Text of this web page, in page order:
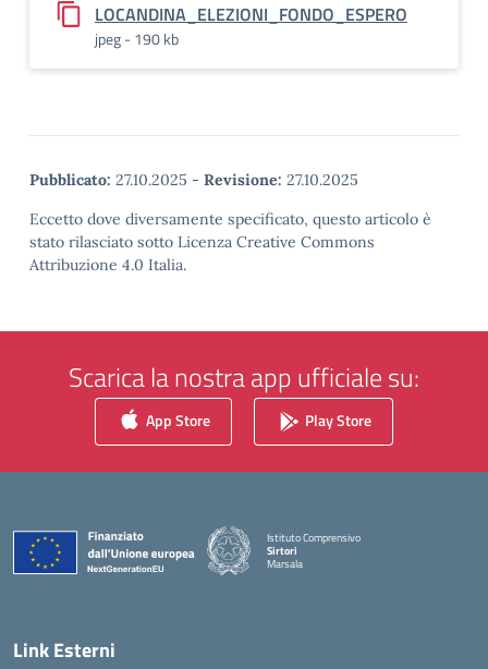
LOCANDINA_ELEZIONI_FONDO_ESPERO
jpeg - 190 kb
Pubblicato: 27.10.2025 - Revisione: 27.10.2025
Eccetto dove diversamente specificato, questo articolo è
stato rilasciato sotto Licenza Creative Commons
Attribuzione 4.0 Italia.
Scarica la nostra app ufficiale su:
App Store Play Store
Istituto Comprensivo
Sirtori
Marsala
Link Esterni